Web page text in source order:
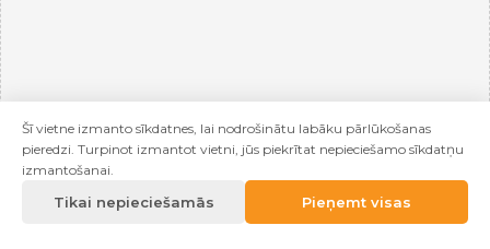
Šī vietne izmanto sīkdatnes, lai nodrošinātu labāku pārlūkošanas
pieredzi. Turpinot izmantot vietni, jūs piekrītat nepieciešamo sīkdatņu
izmantošanai.
Tikai nepieciešamās Pieņemt visas